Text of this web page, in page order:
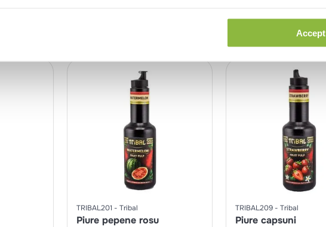
Accept
TRIBAL201 Tribal
Piure pepene rosu
TRIBAL209 Tribal
Piure capsuni